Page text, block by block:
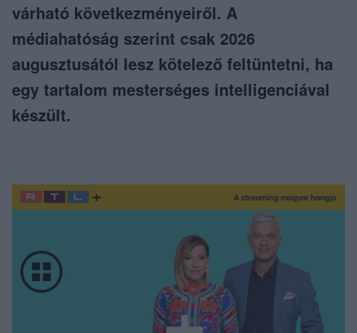
várható következményeiről. A
médiahatóság szerint csak 2026
augusztusától lesz kötelező feltüntetni, ha
egy tartalom mesterséges intelligenciával
készült.